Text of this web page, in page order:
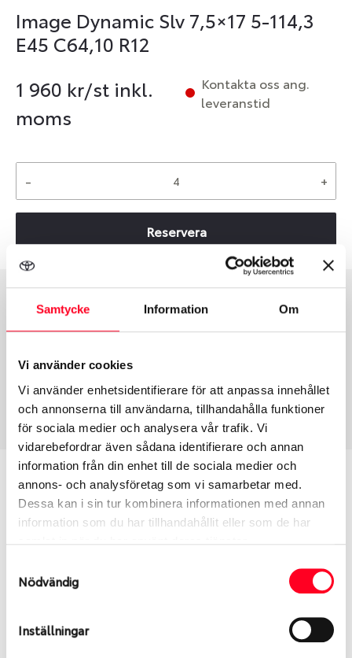
Samtycke Information Om
Vi använder cookies
Vi använder enhetsidentifierare för att anpassa innehållet
och annonserna till användarna, tillhandahålla funktioner
för sociala medier och analysera vår trafik. Vi
vidarebefordrar även sådana identifierare och annan
information från din enhet till de sociala medier och
annons- och analysföretag som vi samarbetar med.
Dessa kan i sin tur kombinera informationen med annan
information som du har tillhandahållit eller som de har
Nödvändig
Inställningar
Image Dynamic Slv 7,5×17 5-114,3
E45 C64,10 R12
1 960 kr/st inkl.
moms
Kontakta oss ang.
leveranstid
- +
Reservera
Group
Fälg PV/C LM
Tum
17
45
Centre Diameter
114.3
Art nummer
13882
Passar denna fälg min bil?
Ange registreringsnummer för att se om den fälg
Ibland kan fälgen ha bytts ut under årens lopp och
inte vara samma dimension som bilen hade ut från